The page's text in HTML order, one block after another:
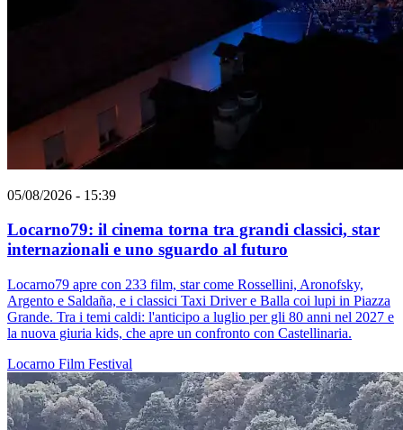
05/08/2026 - 15:39
Locarno79: il cinema torna tra grandi classici, star
internazionali e uno sguardo al futuro
Locarno79 apre con 233 film, star come Rossellini, Aronofsky,
Argento e Saldaña, e i classici Taxi Driver e Balla coi lupi in Piazza
Grande. Tra i temi caldi: l'anticipo a luglio per gli 80 anni nel 2027 e
la nuova giuria kids, che apre un confronto con Castellinaria.
Locarno Film Festival